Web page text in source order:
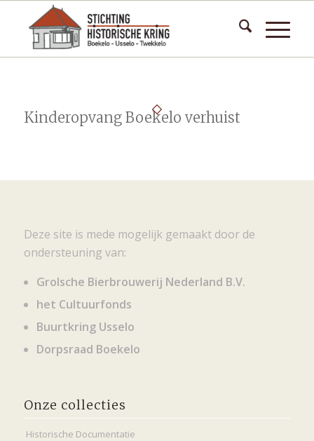
Kinderopvang Boekelo verhuist
Deze site is mede mogelijk gemaakt door de
ondersteuning van:
Grolsche Bierbrouwerij Nederland B.V.
het Cultuurfonds
Buurtkring Usselo
Dorpsraad Boekelo
Onze collecties
Historische Documentatie